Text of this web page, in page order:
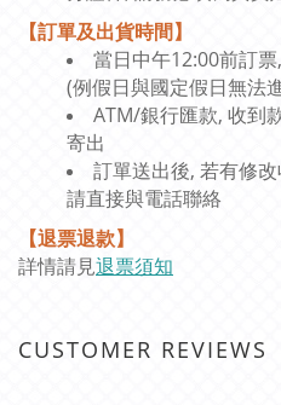
【訂單及出貨時間】
當日中午12:00前訂
(例假日與國定假日無法
ATM/銀行匯款, 收到
寄出
訂單送出後, 若有修
請直接與電話聯絡
【退票退款】
詳情請見退票須知
CUSTOMER REVIEWS